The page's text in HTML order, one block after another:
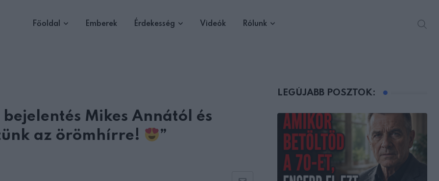
Főoldal Emberek Érdekesség Videók Rólunk
Mikes Annától és
az örömhírre!
”
LEGÚJABB POSZTOK: